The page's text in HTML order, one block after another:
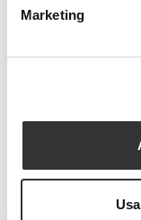
Marketing